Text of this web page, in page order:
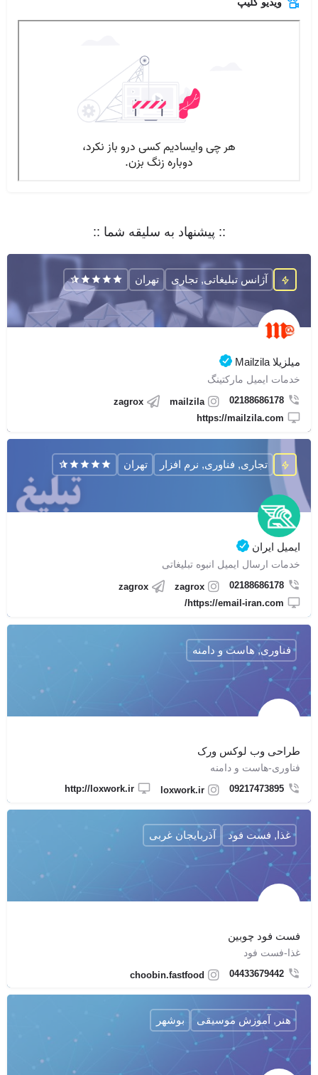
:: پیشنهاد به سلیقه شما ::
میلزیلا Mailzila
خدمات ایمیل مارکتینگ
02188686178
mailzila
zagrox
https://mailzila.com
آژانس تبلیغاتی, تجاری تهران
ایمیل ایران
خدمات ارسال ایمیل انبوه تبلیغاتی
02188686178
zagrox
zagrox
https://email-iran.com/
تجاری, فناوری, نرم افزار تهران
طراحی وب لوکس ورک
فناوری-هاست و دامنه
09217473895
loxwork.ir
http://loxwork.ir
فناوری, هاست و دامنه
فست فود چوبین
غذا-فست فود
04433679442
choobin.fastfood
غذا, فست فود آذربایجان غربی
هنر, آموزش موسیقی بوشهر